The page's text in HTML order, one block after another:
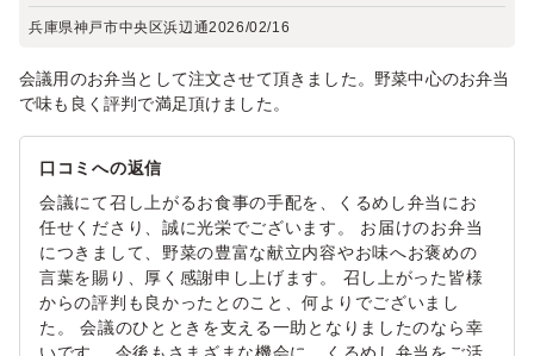
兵庫県神戸市中央区浜辺通2026/02/16
会議用のお弁当として注文させて頂きました。野菜中心のお弁当
で味も良く評判で満足頂けました。
口コミへの返信
会議にて召し上がるお食事の手配を、くるめし弁当にお
任せくださり、誠に光栄でございます。 お届けのお弁当
につきまして、野菜の豊富な献立内容やお味へお褒めの
言葉を賜り、厚く感謝申し上げます。 召し上がった皆様
からの評判も良かったとのこと、何よりでございまし
た。 会議のひとときを支える一助となりましたのなら幸